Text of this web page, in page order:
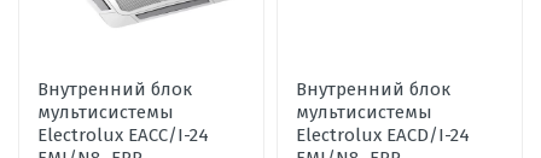
Внутренний блок
мультисистемы
Electrolux EACС/I-24
Внутренний блок
мультисистемы
Electrolux EACD/I-24